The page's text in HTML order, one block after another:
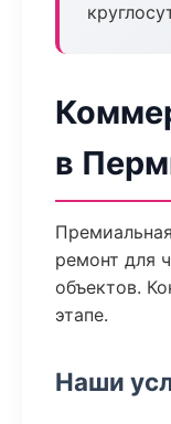
в
ремонт для
объектов.
этапе.
Наши